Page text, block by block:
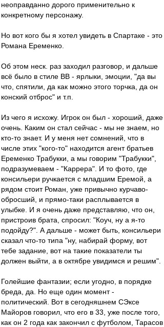
неоправданно дорого применительно к
конкретному персонажу.
Но вот кого бы я хотел увидеть в Спартаке - это
Романа Еременко.
Об этом неск. раз заходил разговор, и дальше
всё было в стиле ВВ - ярлыки, эмоции, "да вы
что, спятили, да как можно этого торчка, да он
конский отброс" и т.п.
Из чего я исхожу. Игрок он был - хороший, даже
очень. Каким он стал сейчас - мы не знаем, но
кто-то знает. И у меня нет сомнений, что в
числе этих "кого-то" находится агент братьев
Еременко Трабукки, а мы говорим "Трабукки",
подразумеваем - "Каррера". И то фото, где
консильери ручкается с младшим Еремой, а
рядом стоит Роман, уже привычно курчаво-
обросший, и прямо-таки расплывается в
улыбке. И я очень даже представляю, что он,
пристроив брата, спросил: "Коуч, ну а я-то
подойду?". А дальше - может быть, консильери
сказал что-то типа "ну, набирай форму, вот
тебе задание, вот на такие показатели ты
должен выйти, а в октябре увидимся и решим".
Голейшие фантазии; если угодно, в порядке
бреда, да. Но еще один момент -
политический. Вот в сегодняшнем СЭксе
Майоров говорил, что его в 33, уже после того,
как он 2 года как закончил с футболом, Тарасов